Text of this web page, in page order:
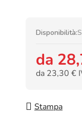
Disponibilità:
da
da 23,30 €
Stampa